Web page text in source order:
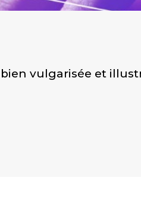
vulgarisée et